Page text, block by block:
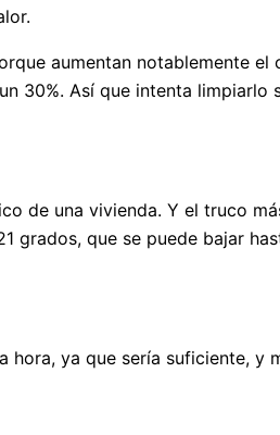
aumentan notablemente
30%. Así que intenta limpiarlo
de una vivienda. Y el truco
que se puede bajar
ya que sería suficiente, y